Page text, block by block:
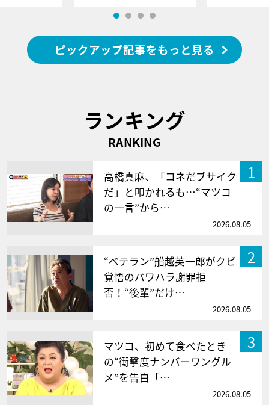
ピックアップ記事をもっと見る
ランキング
RANKING
1
高橋真麻、「コネだブサイク
だ」と叩かれるも…“マツコ
の一言”から…
2026.08.05
2
“ベテラン”船越英一郎がクビ
覚悟のパワハラ謝罪拒
否！“後輩”だけ…
2026.08.05
3
マツコ、初めて食べたとき
の“衝撃度ナンバーワングル
メ”を告白「…
2026.08.05